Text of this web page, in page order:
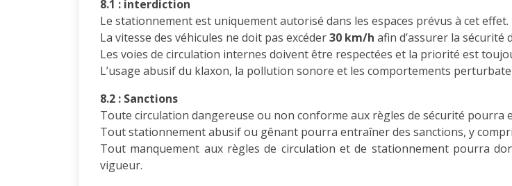
8.1 : interdiction
Le stationnement est uniquement autorisé dans les espaces prévus à cet effet.
La vitesse des véhicules ne doit pas excéder30 km/h afin d’assurer la sécurité
Les voies de circulation internes doivent être respectées et la priorité est
L’usage abusif du klaxon, la pollution sonore et les comportements
8.2 : Sanctions
Toute circulation dangereuse ou non conforme aux règles de sécurité pourra
Tout stationnement abusif ou gênant pourra entraîner des sanctions, y
Tout manquement aux règles de circulation et de stationnement pourra
vigueur.